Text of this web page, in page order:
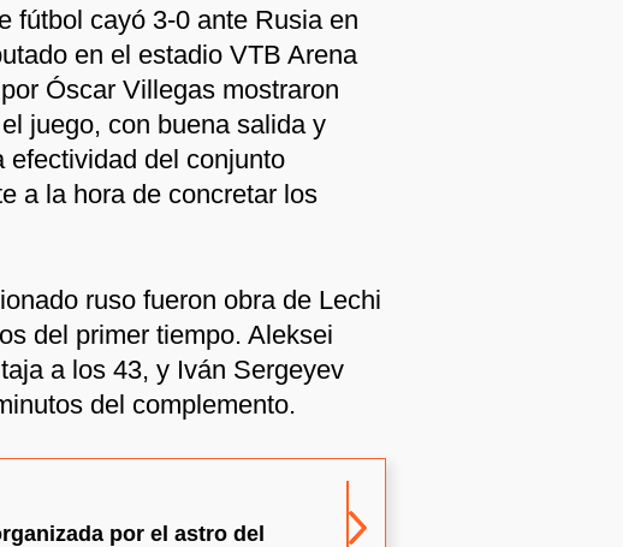
fútbol cayó 3-0 ante Rusia en
en el estadio VTB Arena
Óscar Villegas mostraron
juego, con buena salida y
efectividad del conjunto
a la hora de concretar los
ruso fueron obra de Lechi
del primer tiempo. Aleksei
a los 43, y Iván Sergeyev
del complemento.
por el astro del